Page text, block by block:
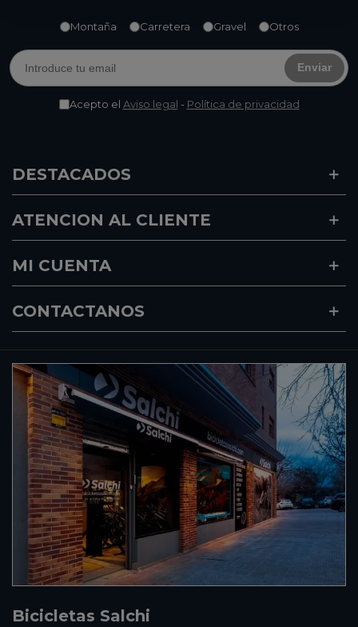
Montaña Carretera Gravel Otros
Enviar
Acepto el Aviso legal - Política de privacidad
DESTACADOS
ATENCION AL CLIENTE
MI CUENTA
CONTACTANOS
Bicicletas Salchi